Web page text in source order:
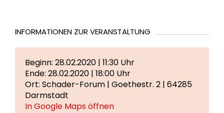
INFORMATIONEN ZUR VERANSTALTUNG
Beginn: 28.02.2020 | 11:30 Uhr
Ende: 28.02.2020 | 18:00 Uhr
Ort: Schader-Forum | Goethestr. 2 | 64285
Darmstadt
In Google Maps öffnen